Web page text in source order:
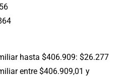
hasta $406.909: $26.277
entre $406.909,01 y